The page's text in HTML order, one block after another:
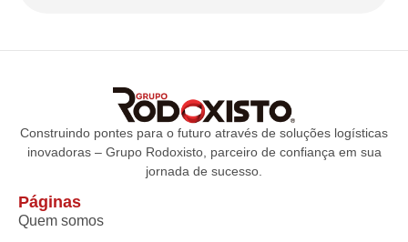
Construindo pontes para o futuro através de soluções logísticas
inovadoras – Grupo Rodoxisto, parceiro de confiança em sua
jornada de sucesso.
Páginas
Quem somos